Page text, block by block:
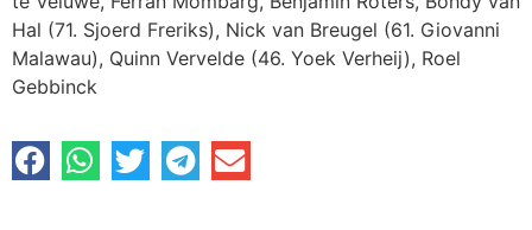
Hal (71. Sjoerd Freriks), Nick van Breugel (61. Giovanni
Malawau), Quinn Vervelde (46. Yoek Verheij), Roel
Gebbinck